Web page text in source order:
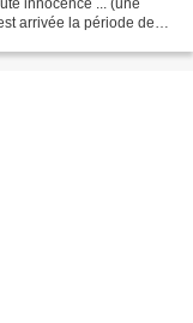
arrivée la période de